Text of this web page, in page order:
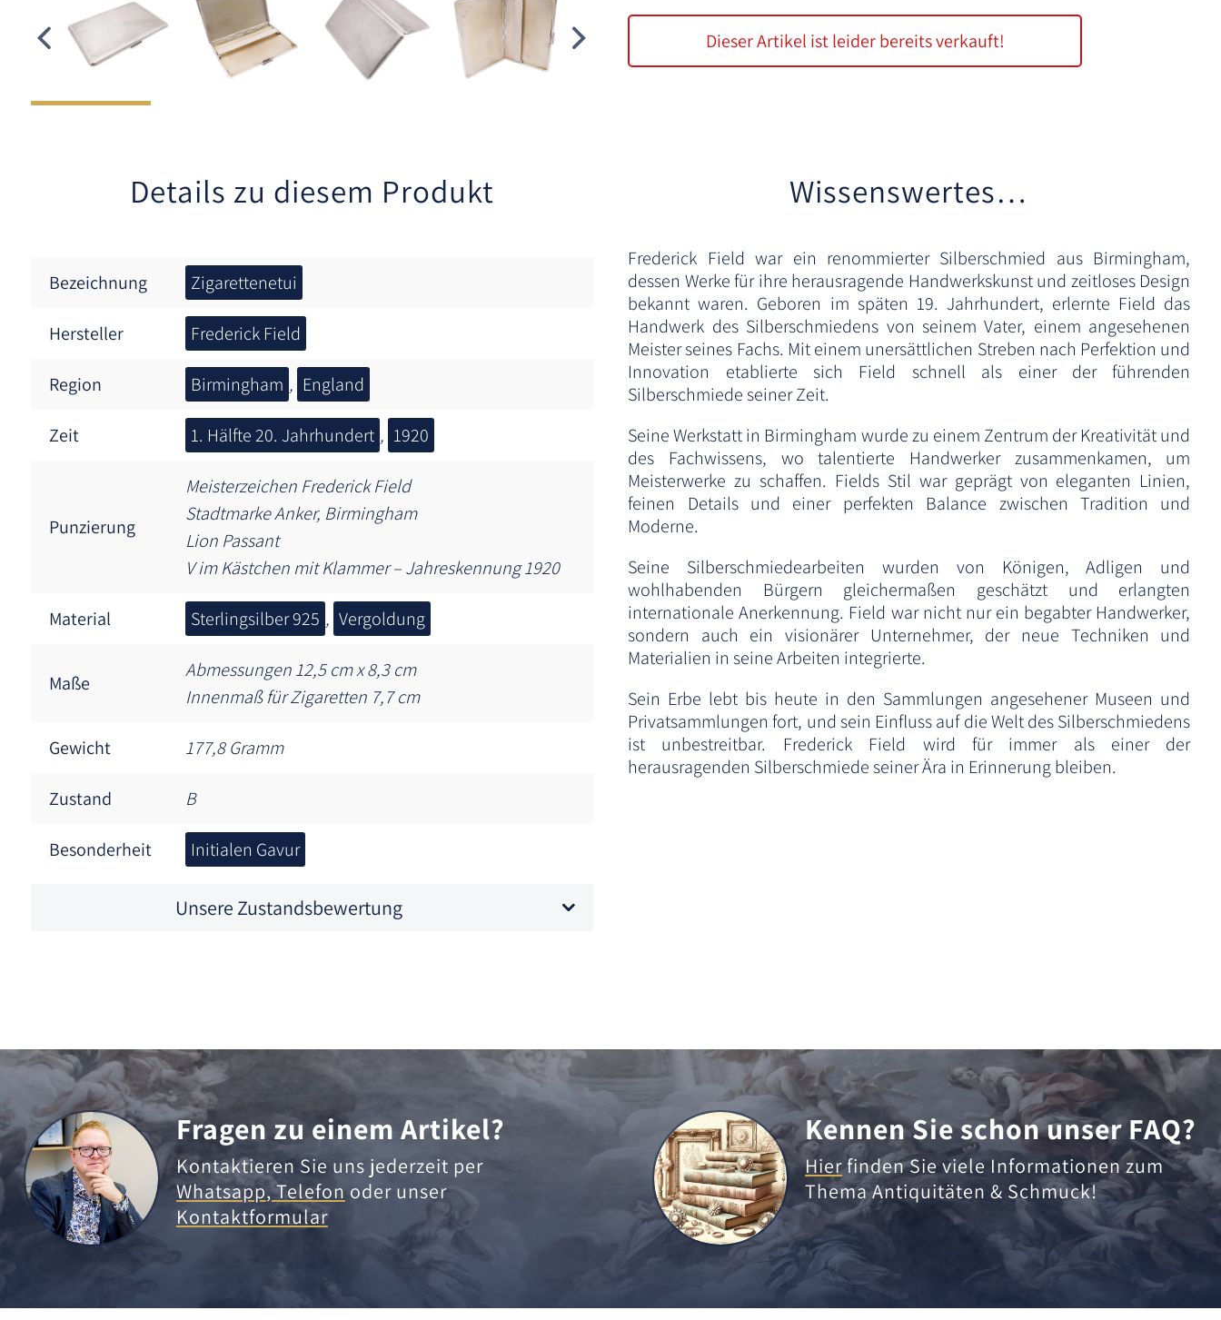
Dieser Artikel ist leider bereits verkauft!
Details zu diesem Produkt
Bezeichnung Zigarettenetui
Hersteller Frederick Field
Region Birmingham , England
Zeit 1. Hälfte 20. Jahrhundert , 1920
Punzierung
Meisterzeichen Frederick Field
Stadtmarke Anker, Birmingham
Lion Passant
V im Kästchen mit Klammer – Jahreskennung 1920
Material Sterlingsilber 925 , Vergoldung
Maße
Abmessungen 12,5 cm x 8,3 cm
Innenmaß für Zigaretten 7,7 cm
Gewicht 177,8 Gramm
Zustand B
Besonderheit Initialen Gavur
Unsere Zustandsbewertung
Wissenswertes…
Frederick Field war ein renommierter Silberschmied aus Birmingham,
dessen Werke für ihre herausragende Handwerkskunst und zeitloses Design
bekannt waren. Geboren im späten 19. Jahrhundert, erlernte Field das
Handwerk des Silberschmiedens von seinem Vater, einem angesehenen
Meister seines Fachs. Mit einem unersättlichen Streben nach Perfektion und
Innovation etablierte sich Field schnell als einer der führenden
Silberschmiede seiner Zeit.
Seine Werkstatt in Birmingham wurde zu einem Zentrum der Kreativität und
des Fachwissens, wo talentierte Handwerker zusammenkamen, um
Meisterwerke zu schaffen. Fields Stil war geprägt von eleganten Linien,
feinen Details und einer perfekten Balance zwischen Tradition und
Moderne.
Seine Silberschmiedearbeiten wurden von Königen, Adligen und
wohlhabenden Bürgern gleichermaßen geschätzt und erlangten
internationale Anerkennung. Field war nicht nur ein begabter Handwerker,
sondern auch ein visionärer Unternehmer, der neue Techniken und
Materialien in seine Arbeiten integrierte.
Sein Erbe lebt bis heute in den Sammlungen angesehener Museen und
Privatsammlungen fort, und sein Einfluss auf die Welt des Silberschmiedens
ist unbestreitbar. Frederick Field wird für immer als einer der
herausragenden Silberschmiede seiner Ära in Erinnerung bleiben.
Fragen zu einem Artikel?
Kontaktieren Sie uns jederzeit per
Whatsapp,Telefonoder unser
Kontaktformular
Kennen Sie schon unser FAQ?
Hierfinden Sie viele Informationen zum
Thema Antiquitäten & Schmuck!